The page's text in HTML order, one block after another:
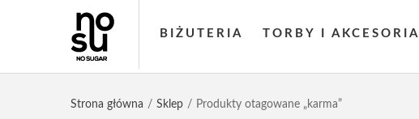
BIŻUTERIA TORBY I AKCESORIA
Strona główna Sklep Produkty otagowane „karma”